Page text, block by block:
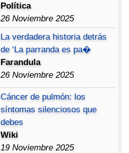
Política
26 Noviembre 2025
La verdadera historia detrás
de ‘La parranda es pa�
Farandula
26 Noviembre 2025
Cáncer de pulmón: los
síntomas silenciosos que
debes
Wiki
19 Noviembre 2025